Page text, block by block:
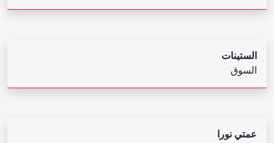
الستينات
السوق
عمتي نورا